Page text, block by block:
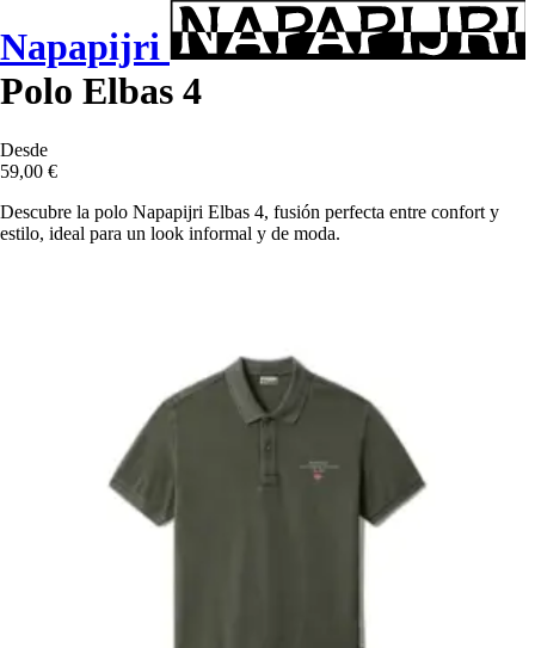
Napapijri
Polo Elbas 4
Desde
59,00 €
Descubre la polo Napapijri Elbas 4, fusión perfecta entre confort y
estilo, ideal para un look informal y de moda.